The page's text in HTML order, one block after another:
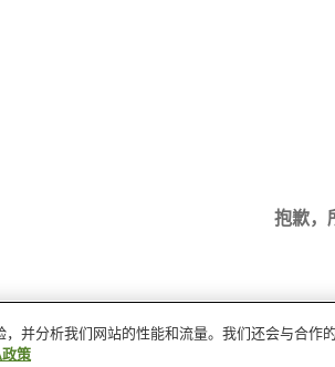
抱歉，
县
并分析我们网站的性能和流量。我们还会与合作
政策